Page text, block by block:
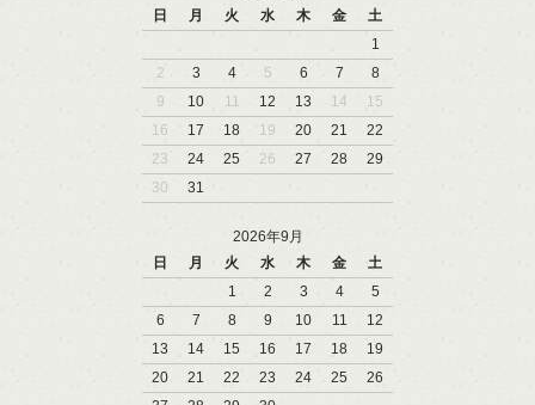
日
月 火 水 木 金
土
1
2
3 4 5 6 7
8
9
10 11 12 13 14
15
16
17 18 19 20 21
22
23
24 25 26 27 28
29
30
31
2026年9月
日
月 火 水 木 金
土
1
2 3 4
5
6
7 8 9 10 11
12
13
14 15 16 17 18
19
20
21 22 23 24 25
26